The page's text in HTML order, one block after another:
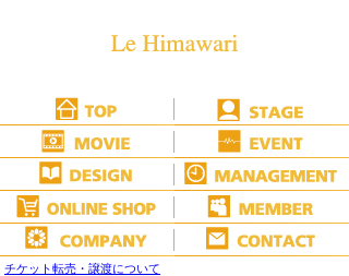
チケット転売・譲渡について